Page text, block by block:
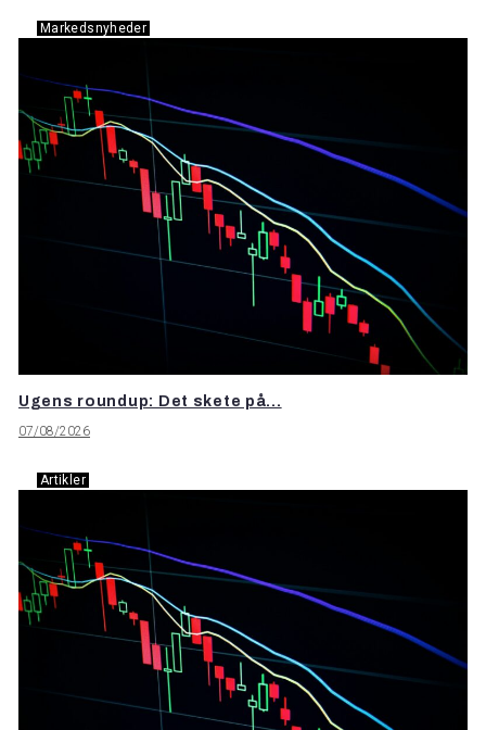
Markedsnyheder
Ugens roundup: Det skete på...
07/08/2026
Artikler